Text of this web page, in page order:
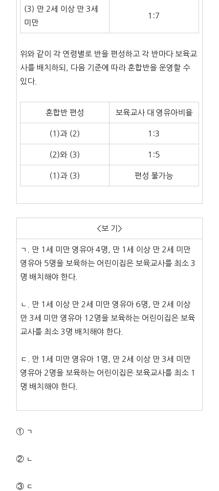
(3) 만 2세 이상 만 3세
미만
1:7
위와 같이 각 연령별로 반을 편성하고 각 반마다 보육교
사를 배치하되, 다음 기준에 따라 혼합반을 운영할 수
있다.
혼합반 편성 보육교사 대 영유아비율
(1)과 (2) 1:3
(2)와 (3) 1:5
(1)과 (3) 편성 불가능
<보 기>
ㄱ. 만 1세 미만 영유아 4명, 만 1세 이상 만 2세 미만
영유아 5명을 보육하는 어린이집은 보육교사를 최소 3
명 배치해야 한다.
ㄴ. 만 1세 이상 만 2세 미만 영유아 6명, 만 2세 이상
만 3세 미만 영유아 12명을 보육하는 어린이집은 보육
교사를 최소 3명 배치해야 한다.
ㄷ. 만 1세 미만 영유아 1명, 만 2세 이상 만 3세 미만
영유아 2명을 보육하는 어린이집은 보육교사를 최소 1
명 배치해야 한다.
① ㄱ
② ㄴ
③ ㄷ